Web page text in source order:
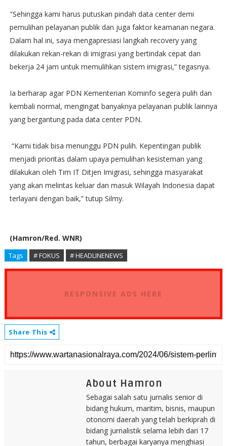
"Sehingga kami harus putuskan pindah data center demi
pemulihan pelayanan publik dan juga faktor keamanan negara.
Dalam hal ini, saya mengapresiasi langkah recovery yang
dilakukan rekan-rekan di imigrasi yang bertindak cepat dan
bekerja 24 jam untuk memulihkan sistem imigrasi,” tegasnya.
Ia berharap agar PDN Kementerian Kominfo segera pulih dan
kembali normal, mengingat banyaknya pelayanan publik lainnya
yang bergantung pada data center PDN.
“Kami tidak bisa menunggu PDN pulih. Kepentingan publik
menjadi prioritas dalam upaya pemulihan kesisteman yang
dilakukan oleh Tim IT Ditjen Imigrasi, sehingga masyarakat
yang akan melintas keluar dan masuk Wilayah Indonesia dapat
terlayani dengan baik,” tutup Silmy.
(Hamron/Red. WNR)
Tags # FOKUS # HEADLINENEWS
RESPONSIVE ADS HERE
Share This
About Hamron
Sebagai salah satu jurnalis senior di
bidang hukum, maritim, bisnis, maupun
otonomi daerah yang telah berkiprah di
bidang jurnalistik selama lebih dari 17
tahun, berbagai karyanya menghiasi